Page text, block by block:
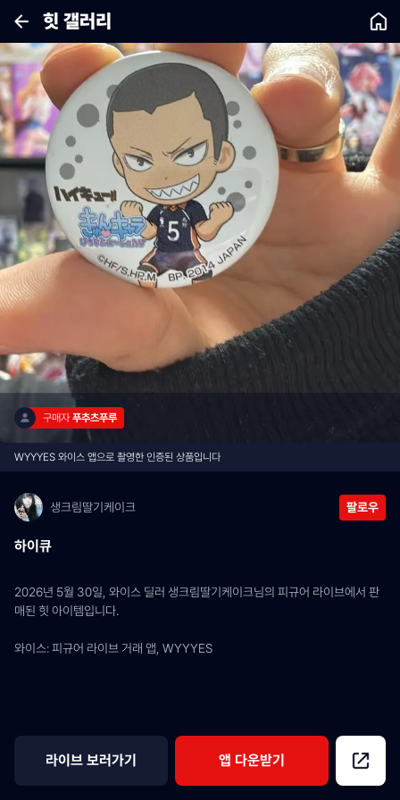
힛 갤러리
구매자 푸추츠푸루
WYYYES 와이스 앱으로 촬영한 인증된 상품입니다
생크림딸기케이크 팔로우
하이큐
2026년 5월 30일, 와이스 딜러 생크림딸기케이크님의 피규어 라이브에서 판
매된 힛 아이템입니다.
와이스: 피규어 라이브 거래 앱, WYYYES
라이브 보러가기 앱 다운받기